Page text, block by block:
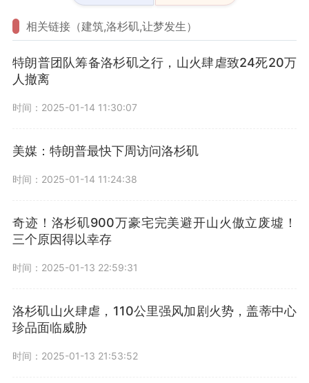
相关链接（建筑,洛杉矶,让梦发生）
特朗普团队筹备洛杉矶之行，山火肆虐致24死20万
人撤离
时间：2025-01-14 11:30:07
美媒：特朗普最快下周访问洛杉矶
时间：2025-01-14 11:24:38
奇迹！洛杉矶900万豪宅完美避开山火傲立废墟！
三个原因得以幸存
时间：2025-01-13 22:59:31
洛杉矶山火肆虐，110公里强风加剧火势，盖蒂中心
珍品面临威胁
时间：2025-01-13 21:53:52